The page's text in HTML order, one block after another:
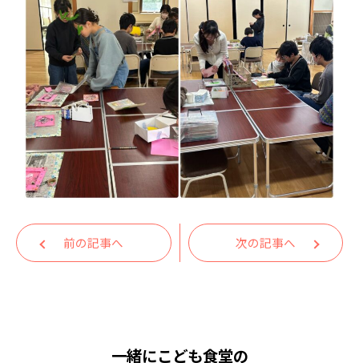
前の記事へ 次の記事へ
一緒にこども食堂の